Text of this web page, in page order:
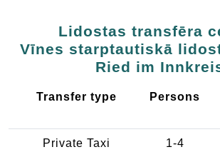
Lidostas transfēra
Vīnes starptautiskā
Ried im
Transfer type Persons
Private Taxi 1-4